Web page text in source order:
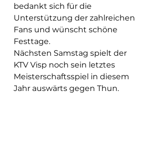
bedankt sich für die
Unterstützung der zahlreichen
Fans und wünscht schöne
Festtage.
Nächsten Samstag spielt der
KTV Visp noch sein letztes
Meisterschaftsspiel in diesem
Jahr auswärts gegen Thun.